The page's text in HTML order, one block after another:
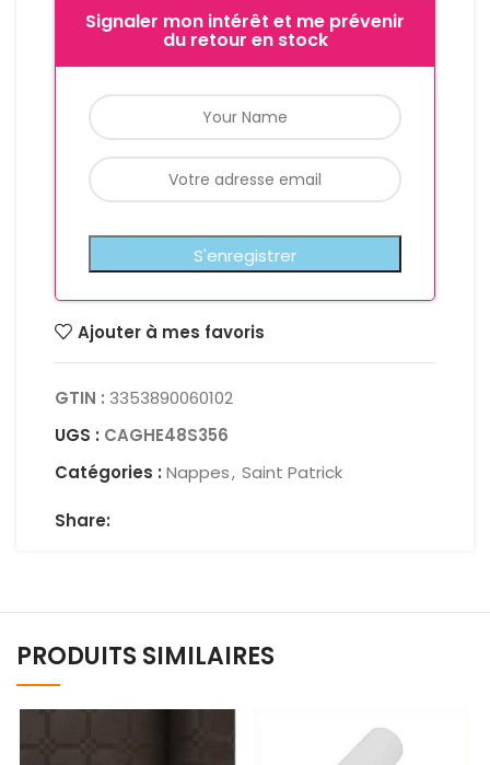
Signaler mon intérêt et me prévenir
du retour en stock
Ajouter à mes favoris
GTIN : 3353890060102
UGS : CAGHE48S356
Catégories : Nappes, Saint Patrick
Share:
PRODUITS SIMILAIRES